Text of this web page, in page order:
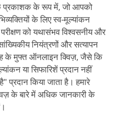
के प्रकाशक के रूप में, जो आपको
के लिए स्व-मूल्यांकन
को यथासंभव विश्वसनीय और
नियंत्रणों और सत्यापन
के मुफ्त ऑनलाइन क्विज़, जैसे कि
या सिफारिशें प्रदान नहीं
प्रदान किया जाता है। हमारे
के बारे में अधिक जानकारी के